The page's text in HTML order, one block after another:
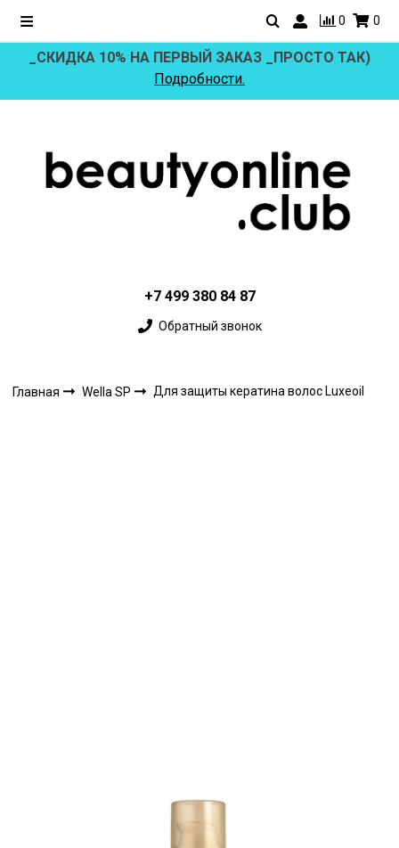
0 0
_СКИДКА 10% НА ПЕРВЫЙ ЗАКАЗ _ПРОСТО ТАК)
Подробности.
+7 499 380 84 87
Обратный звонок
Главная Wella SP Для защиты кератина волос Luxeoil